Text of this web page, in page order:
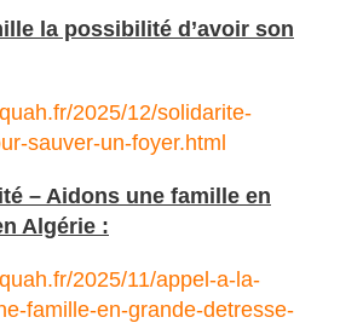
la possibilité d’avoir son
2025/12/solidarite-
sauver-un-foyer.html
– Aidons une famille en
Algérie :
2025/11/appel-a-la-
famille-en-grande-detresse-